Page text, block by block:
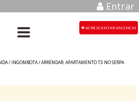
Entrar
ACRESCENTAR ANÚNCIO
/ INGOMBOTA/ARRENDAR: APARTAMENTO T3 NO SERPA